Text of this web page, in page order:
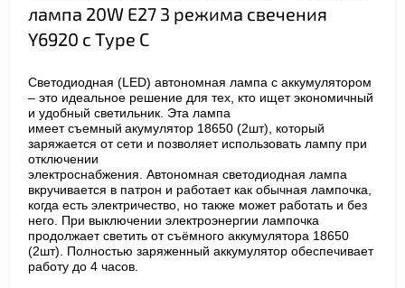
лампа 20W E27 3 режима свечения
Y6920 с Type C
Светодиодная (LED) автономная лампа с аккумулятором
– это идеальное решение для тех, кто ищет экономичный
и удобный светильник. Эта лампа
имеетсъемный акумулятор 18650 (2шт), который
заряжается от сети и позволяет использовать лампу при
отключении
электроснабжения. Автономная светодиодная лампа
вкручивается в патрон и работает как обычная лампочка,
когда есть электричество, но также может работать и без
него. При выключении электроэнергии лампочка
продолжает светить от съёмного аккумулятора 18650
(2шт). Полностью заряженный аккумулятор обеспечивает
работу до 4 часов.